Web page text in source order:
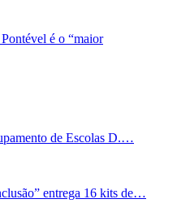
é o “maior
de Escolas D.…
entrega 16 kits de…